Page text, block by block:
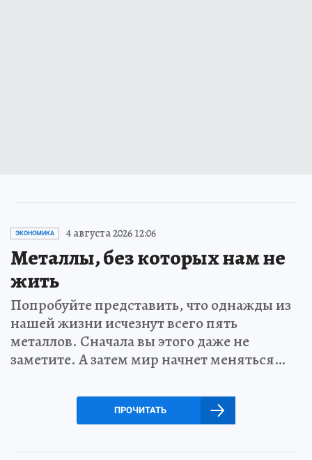
ЭКОНОМИКА 4 августа 2026 12:06
Металлы, без которых нам не
жить
Попробуйте представить, что однажды из
нашей жизни исчезнут всего пять
металлов. Сначала вы этого даже не
заметите. А затем мир начнет меняться…
ПРОЧИТАТЬ